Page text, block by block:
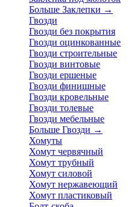
Больше Заклепки →
Гвозди
Гвозди без покрытия
Гвозди оцинкованные
Гвозди строительные
Гвозди винтовые
Гвозди ершеные
Гвозди финишные
Гвозди кровельные
Гвозди толевые
Гвозди мебельные
Больше Гвозди →
Хомуты
Хомут червячный
Хомут трубный
Хомут силовой
Хомут нержавеющий
Хомут пластиковый